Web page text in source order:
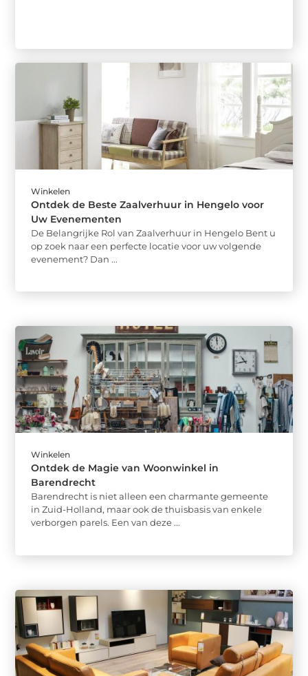
Winkelen
Ontdek de Beste Zaalverhuur in Hengelo voor
Uw Evenementen
De Belangrijke Rol van Zaalverhuur in Hengelo Bent u
op zoek naar een perfecte locatie voor uw volgende
evenement? Dan ...
Winkelen
Ontdek de Magie van Woonwinkel in
Barendrecht
Barendrecht is niet alleen een charmante gemeente
in Zuid-Holland, maar ook de thuisbasis van enkele
verborgen parels. Een van deze ...